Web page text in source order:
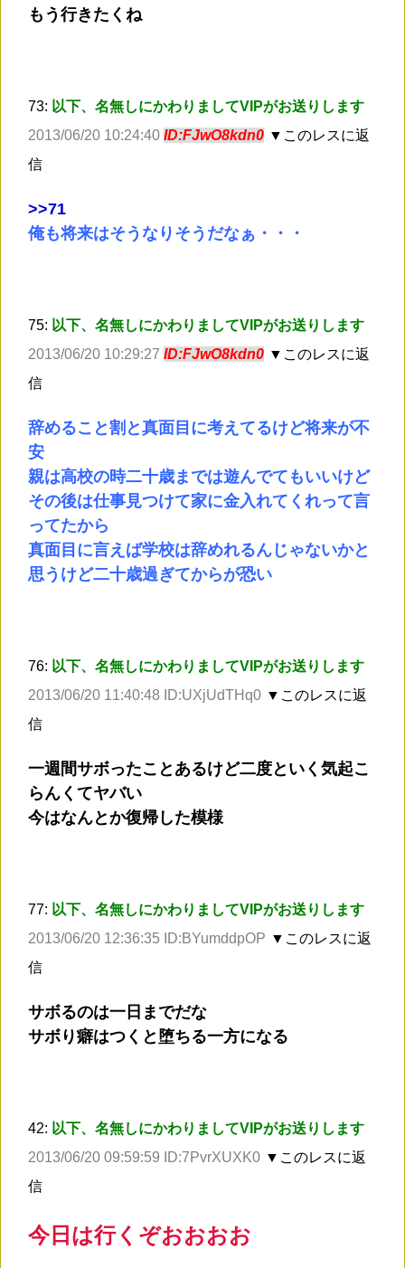
もう行きたくね
73: 以下、名無しにかわりましてVIPがお送りします
2013/06/20 10:24:40 ID:FJwO8kdn0 ▼このレスに返
信
>>71
俺も将来はそうなりそうだなぁ・・・
75: 以下、名無しにかわりましてVIPがお送りします
2013/06/20 10:29:27 ID:FJwO8kdn0 ▼このレスに返
信
辞めること割と真面目に考えてるけど将来が不
安
親は高校の時二十歳までは遊んでてもいいけど
その後は仕事見つけて家に金入れてくれって言
ってたから
真面目に言えば学校は辞めれるんじゃないかと
思うけど二十歳過ぎてからが恐い
76: 以下、名無しにかわりましてVIPがお送りします
2013/06/20 11:40:48 ID:UXjUdTHq0 ▼このレスに返
信
一週間サボったことあるけど二度といく気起こ
らんくてヤバい
今はなんとか復帰した模様
77: 以下、名無しにかわりましてVIPがお送りします
2013/06/20 12:36:35 ID:BYumddpOP ▼このレスに返
信
サボるのは一日までだな
サボり癖はつくと堕ちる一方になる
42: 以下、名無しにかわりましてVIPがお送りします
2013/06/20 09:59:59 ID:7PvrXUXK0 ▼このレスに返
信
今日は行くぞおおおお